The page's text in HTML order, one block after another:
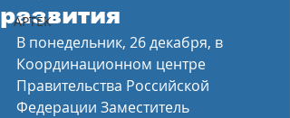
АРТЕК
развития
В понедельник, 26 декабря, в
Координационном центре
Правительства Российской
Федерации Заместитель